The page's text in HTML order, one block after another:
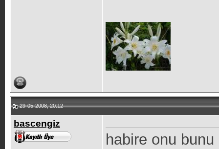
29-05-2008, 20:12
bascengiz
habire onu